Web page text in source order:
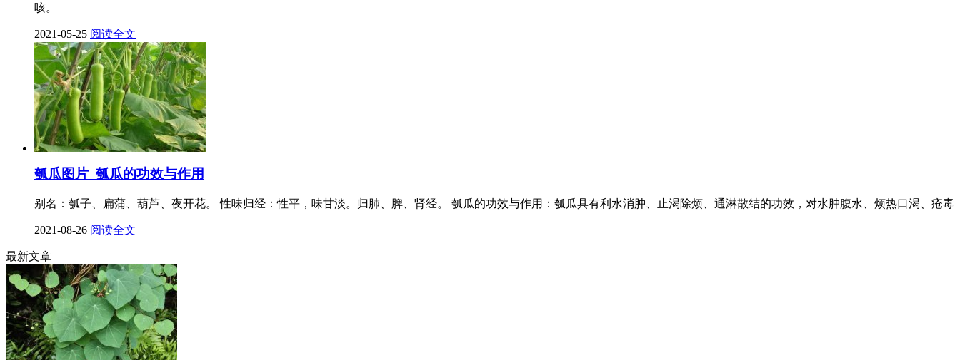
咳。
2021-05-25 阅读全文
瓠瓜图片_瓠瓜的功效与作用
别名：瓠子、扁蒲、葫芦、夜开花。 性味归经：性平，味甘淡。归肺、脾、肾经。 瓠瓜的功效与作用：瓠瓜具有利水消肿、止渴除烦、通淋散结的功效，对水肿腹水、烦热口渴、疮毒
2021-08-26 阅读全文
最新文章